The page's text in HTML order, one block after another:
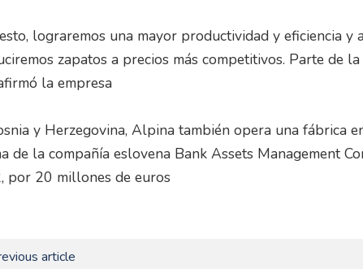
lograremos una mayor productividad y eficiencia y
zapatos a precios más competitivos. Parte de
la empresa
y Herzegovina, Alpina también opera una fábrica
de la compañía eslovena Bank Assets Management
por 20 millones de euros
article